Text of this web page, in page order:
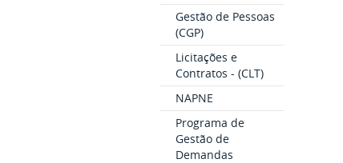
Gestão de Pessoas
(CGP)
Licitações e
Contratos - (CLT)
NAPNE
Programa de
Gestão de
Demandas